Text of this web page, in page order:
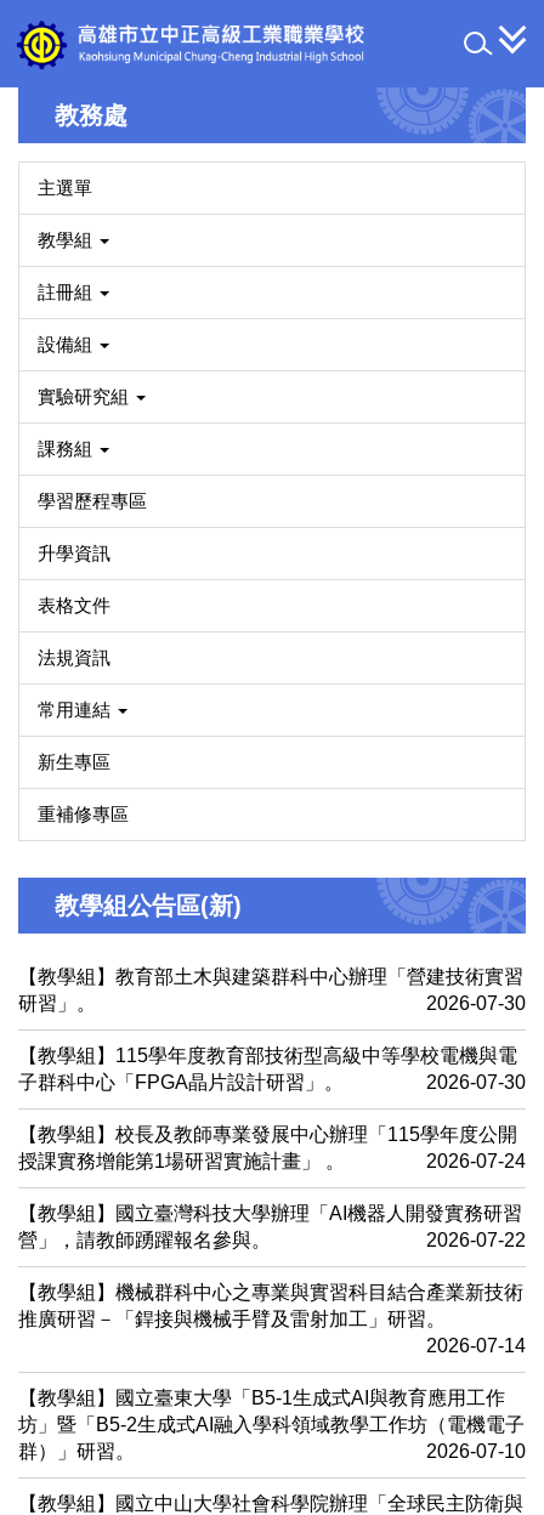
到
主
教務處
主選單
教學組
註冊組
設備組
實驗研究組
課務組
學習歷程專區
升學資訊
表格文件
法規資訊
常用連結
新生專區
重補修專區
教學組公告區(新)
【教學組】教育部土木與建築群科中心辦理「營建技術實習
研習」。
2026-07-30
【教學組】115學年度教育部技術型高級中等學校電機與電
子群科中心「FPGA晶片設計研習」。
2026-07-30
【教學組】校長及教師專業發展中心辦理「115學年度公開
授課實務增能第1場研習實施計畫」 。
2026-07-24
【教學組】國立臺灣科技大學辦理「AI機器人開發實務研習
營」，請教師踴躍報名參與。
2026-07-22
【教學組】機械群科中心之專業與實習科目結合產業新技術
推廣研習－「銲接與機械手臂及雷射加工」研習。
2026-07-14
【教學組】國立臺東大學「B5-1生成式AI與教育應用工作
坊」暨「B5-2生成式AI融入學科領域教學工作坊（電機電子
群）」研習。
2026-07-10
【教學組】國立中山大學社會科學院辦理「全球民主防衛與